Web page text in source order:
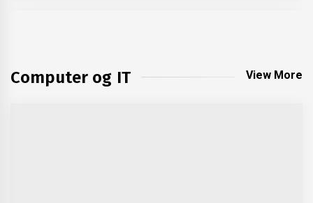
Computer og IT View More